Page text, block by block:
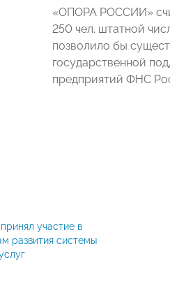
«ОПОРА РОССИИ»
250 чел. штатной
позволило бы
государственной
предприятий ФНС
участие в
развития системы